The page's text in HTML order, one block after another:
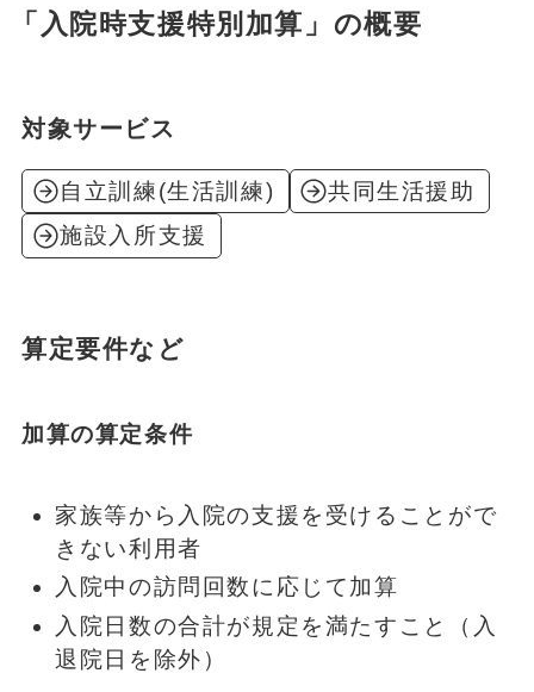
「入院時支援特別加算」の概要
対象サービス
自立訓練(生活訓練)
共同生活援助
施設入所支援
算定要件など
加算の算定条件
家族等から入院の支援を受けることがで
きない利用者
入院中の訪問回数に応じて加算
入院日数の合計が規定を満たすこと（入
退院日を除外）